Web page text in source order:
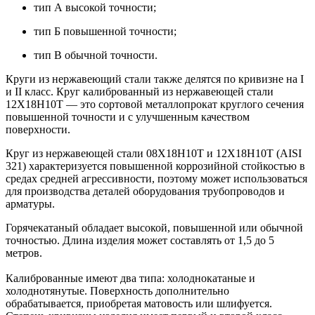
тип А высокой точности;
тип Б повышенной точности;
тип В обычной точности.
Круги из нержавеющий стали также делятся по кривизне на I
и II класс. Круг калиброванный из нержавеющей стали
12Х18Н10Т — это сортовой металлопрокат круглого сечения
повышенной точности и с улучшенным качеством
поверхности.
Круг из нержавеющей стали 08Х18Н10T и 12Х18Н10T (AISI
321) характеризуется повышенной коррозийной стойкостью в
средах средней агрессивности, поэтому может использоваться
для производства деталей оборудования трубопроводов и
арматуры.
Горячекатаный обладает высокой, повышенной или обычной
точностью. Длина изделия может составлять от 1,5 до 5
метров.
Калиброванные имеют два типа: холоднокатаные и
холоднотянутые. Поверхность дополнительно
обрабатывается, приобретая матовость или шлифуется.